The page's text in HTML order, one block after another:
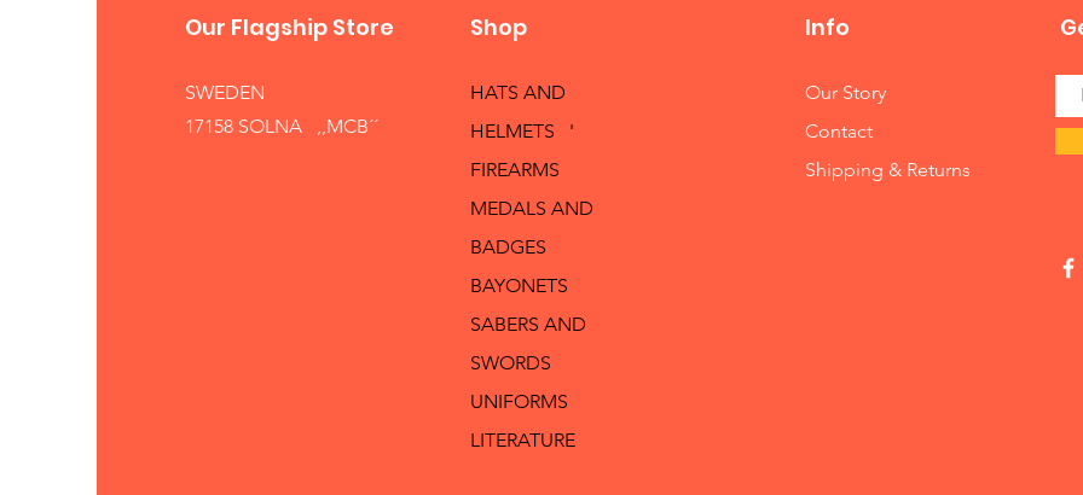
Our Flagship Store
SWEDEN
17158 SOLNA ,,MCB´´
Shop
HATS AND
HELMETS '
FIREARMS
MEDALS AND
BADGES
BAYONETS
SABERS AND
SWORDS
UNIFORMS
LITERATURE
Info
Our Story
Contact
Shipping & Returns